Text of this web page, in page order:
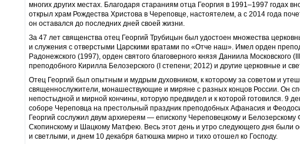
многих других местах. Благодаря стараниям отца Георгия в 1991–1997 годах
открыл храм Рождества Христова в Череповце, настоятелем, а с 2014 года
он оставался до последних дней своей жизни.
За 47 лет священства отец Георгий Трубицын был удостоен множества
и служения с отверстыми Царскими вратами по «Отче наш». Имел орден
Радонежского (1997), орден святого благоверного князя Даниила Московского
преподобного Кирилла Белозерского (I степени; 2012) и другие церковные и
Отец Георгий был опытным и мудрым духовником, к которому за советом и
священнослужители, монашествующие и миряне с разных концов России. Он
непостыдной и мирной кончины, которую предвидел и к которой готовился. 9
соборе Череповца на престольный праздник преподобных Афанасия и
Георгий сослужил двум архиереям — епископу Череповецкому и Белозерскому
Скопинскому и Шацкому Матфею. Весь этот день и утро следующего дня были
и светлыми, и днем 10 декабря батюшка мирно и тихо отошел ко Господу.